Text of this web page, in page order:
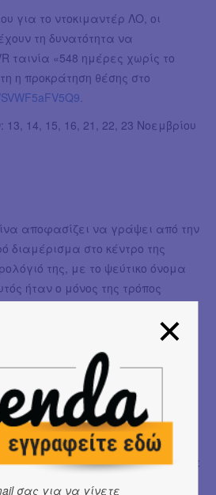
για το ντοκιμαντέρ ΛΟ, οι
τη δυνατότητα να
ταινία «548 ημέρες χωρίς το
η προκράτηση θέσης στο
14, 15, 16, 21, 22, 23 Νοεμβρίου
αποφασίζει να γράψει από την
διαμέρισμα στο κέντρο της
της, με το ψεύτικο όνομα
ήταν ο μόνος της τρόπος
καθώς πέρασε 548 ημέρες
σιωπή. Ο θεατής βιώνει την
την παιδική της ματιά και τις
παραμένει κρυμμένη.
Ημέρες Με Άλλο Όνομα:
Πολέμου» της Ροζίνας Ασσέρ
Ελλάδος, σε συνεργασία με
σας για να γίνετε